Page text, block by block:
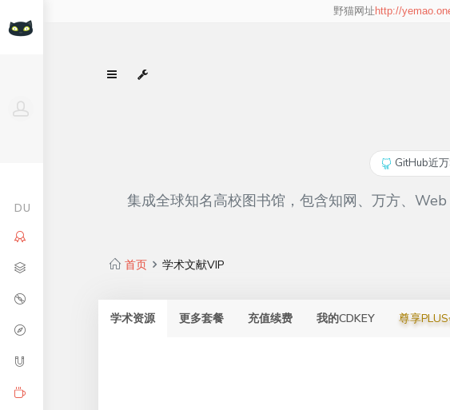
DU
微软Azure合作伙伴 (Microsoft Azure
雅虎新
http://
GitHub近
集成全球知名高校图书馆，包含知网、万方、
首页 学术文献VIP
学术资源 更多套餐 充值续费 我的CDKEY 尊享